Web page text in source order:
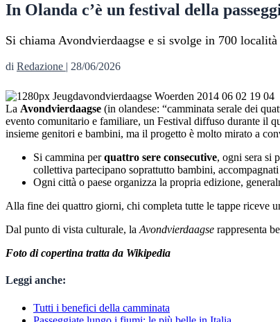
In Olanda c’è un festival della
Si chiama Avondvierdaagse e si svolge in 700
di Redazione | 28/06/2026
La Avondvierdaagse (in olandese: “camminata serale dei
evento comunitario e familiare, un Festival diffuso durante il
insieme genitori e bambini, ma il progetto è molto mirato a
Si cammina perquattro sere consecutive, ogni sera si
collettiva partecipano soprattutto bambini,
Ogni città o paese organizza la propria edizione,
Alla fine dei quattro giorni, chi completa tutte le tappe riceve
Dal punto di vista culturale, la Avondvierdaagse rappresenta
Foto di copertina tratta da Wikipedia
Leggi anche:
Tutti i benefici della camminata